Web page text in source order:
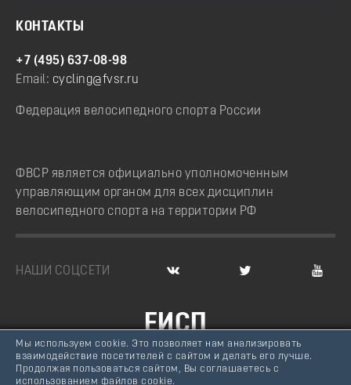
КОНТАКТЫ
+7 (495) 637-08-98
Email: cycling@fvsr.ru
Федерация велосипедного спорта России
ФВСР является официально уполномоченным
управляющим органом для всех дисциплин
велосипедного спорта на территории РФ
НАШИ СОЦСЕТИ
ЕИСП
ВЕЛОСПОРТ РОССИИ
© Федерация велосипедного спорта России, 2007 -
Мы используем cookie. Это позволяет нам анализировать
взаимодействие посетителей с сайтом и делать его лучше.
Продолжая пользоваться сайтом, Вы соглашаетесь с
использованием файлов cookie.